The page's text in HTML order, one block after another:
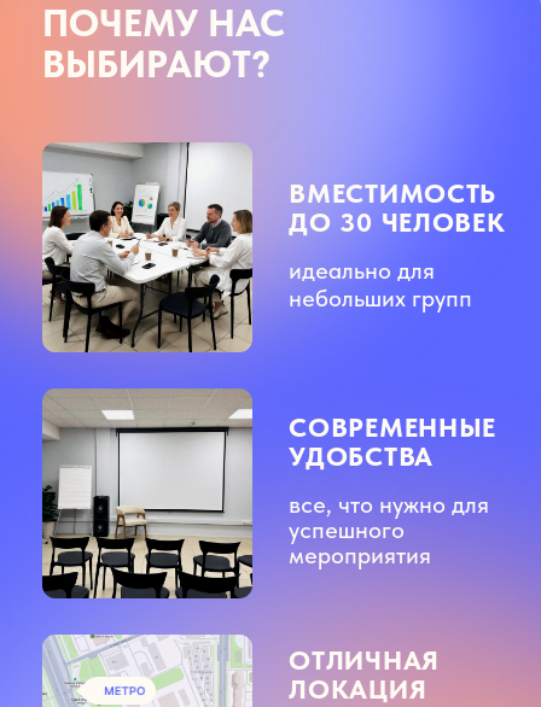
УДОБСТВА
все, что нужно для
успешного
мероприятия
ОТЛИЧНАЯ
всего 2 минуты
пешком до метро
и множество
парковок рядом
Узнать больше →
ЧТО ВАС ЖДЕТ
В НЭТВОРК?
ЧТО ВАС ЖДЕТ
В НЭТВОРК?
Яркий проектор
и огромный экран
маркерных доски
и флипчарт для
продуктивных
обсуждений